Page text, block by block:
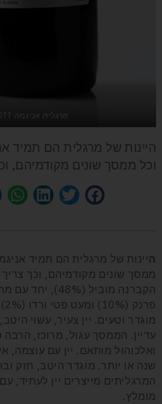
מרגלית אניגמה 2011
היינות של מרגלית הם תמיד
וכל ממסך שונים מקודמיהם,
היינות של מרגלית הם תמיד
ממסך שונים מקודמיהם, וכך
מוגדר וטעים. יין צעיר, עשוי
עדיין. הממסך עגול, מרוכז, הרבה
ואלכוהול מותאם. יין עם עוצמה,
שנה או יותר. מוגדר היטב, חזק
המרגליתים מייצרים יין לעתיד,
מומלץ.